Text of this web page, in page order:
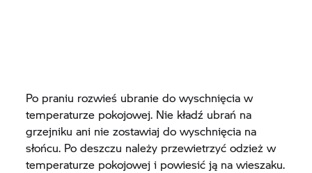
Po praniu rozwieś ubranie do wyschnięcia w
temperaturze pokojowej. Nie kładź ubrań na
grzejniku ani nie zostawiaj do wyschnięcia na
słońcu. Po deszczu należy przewietrzyć odzież w
temperaturze pokojowej i powiesić ją na wieszaku.